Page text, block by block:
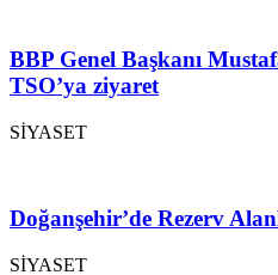
BBP Genel Başkanı
TSO’ya ziyaret
SİYASET
Doğanşehir’de Rezerv
SİYASET